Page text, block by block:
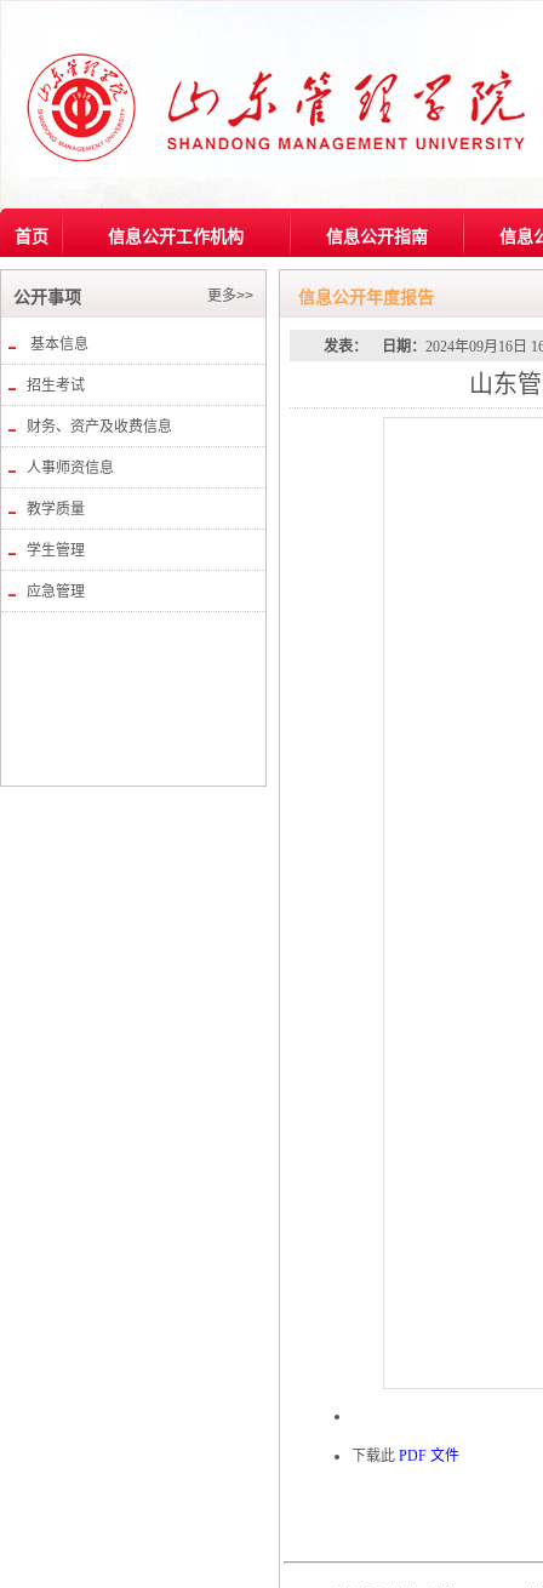
首页 信息公开工作机构 信息公开指南 信息
公开事项 更多>>
基本信息
招生考试
财务、资产及收费信息
人事师资信息
教学质量
学生管理
应急管理
信息公开年度报告
发表： 日期： 2024年09月16日
山东
下载此 PDF 文件